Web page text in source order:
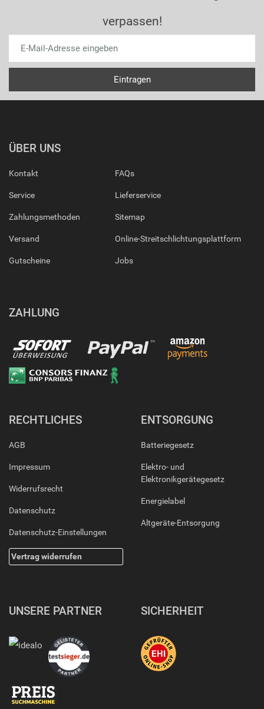
verpassen!
ÜBER UNS
Kontakt
Service
Zahlungsmethoden
Versand
Gutscheine
FAQs
Lieferservice
Sitemap
Online-Streitschlichtungsplattform
Jobs
ZAHLUNG
RECHTLICHES
AGB
Impressum
Widerrufsrecht
Datenschutz
Datenschutz-Einstellungen
Vertrag widerrufen
ENTSORGUNG
Batteriegesetz
Elektro- und
Elektronikgerätegesetz
Energielabel
Altgeräte-Entsorgung
UNSERE PARTNER SICHERHEIT